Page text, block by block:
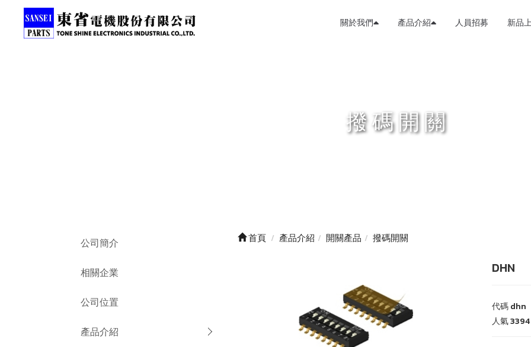
關於我們 產品介紹 人員招募 新品
撥碼開關
公司簡介
相關企業
公司位置
產品介紹
首頁 產品介紹 開關產品 撥碼開關
DHN
代碼dhn
人氣3394